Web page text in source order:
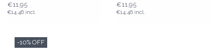
€11,95
€14,46 incl.
€11,95
€14,46 incl.
-10% OFF